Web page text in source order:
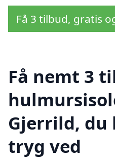
Få 3 tilbud, gratis
Få nemt 3
Gjerrild,
tryg ved